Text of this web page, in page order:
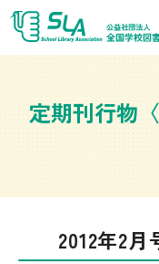
定期刊行物
2012年2月